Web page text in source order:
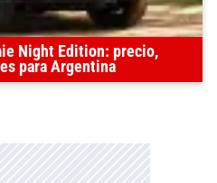
Night Edition: precio,
para Argentina